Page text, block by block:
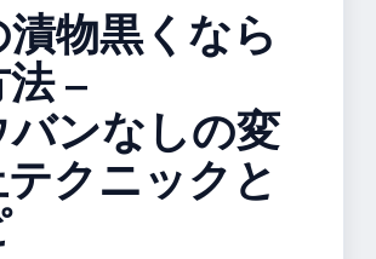
物黒くなら
–
バンなしの変
クニックと